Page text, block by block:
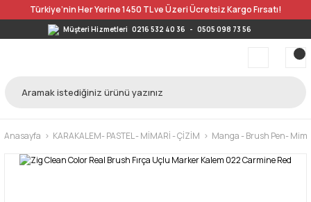
Türkiye’nin Her Yerine 1450 TL ve Üzeri Ücretsiz Kargo Fırsatı!
Müşteri Hizmetleri 0216 532 40 36 - 0505 098 73 56
Anasayfa KARAKALEM- PASTEL - MİMARİ - ÇİZİM Manga - Brush Pen-